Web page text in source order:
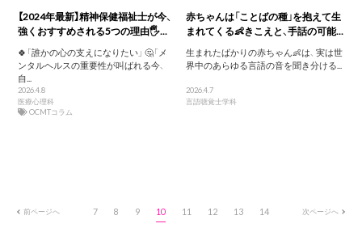
【2024年最新】精神保健福祉士が今、
強くおすすめされる5つの理由🖐️...
🍀「誰かの心の支えになりたい」 🤔「メ
ンタルヘルスの重要性が叫ばれる今、
自...
2026.4.8
医療心理科
OCMTコラム
赤ちゃんは「ことばの種」を抱えて生
まれてくる👶きこえと、手話の可能...
生まれたばかりの赤ちゃん👶は、 実は世
界中のあらゆる言語の音を聞き分ける...
2026.4.7
言語聴覚士学科
前ページへ 7 8 9 10 11 12 13 14 次ページへ